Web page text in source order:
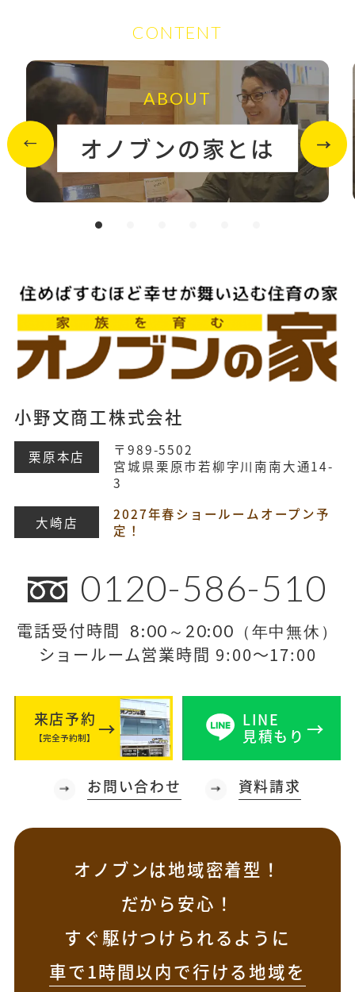
CONTENT
ABOUT
オノブンの家とは
小野文商工株式会社
栗原本店
〒989-5502
宮城県栗原市若柳字川南南大通14-
3
大崎店
2027年春ショールームオープン予
定！
0120-586-510
電話受付時間 8:00～20:00（年中無休）
ショールーム営業時間 9:00～17:00
来店予約
【完全予約制】
LINE
見積もり
お問い合わせ 資料請求
オノブンは地域密着型！
だから安心！
すぐ駆けつけられるように
車で1時間以内で行ける地域を